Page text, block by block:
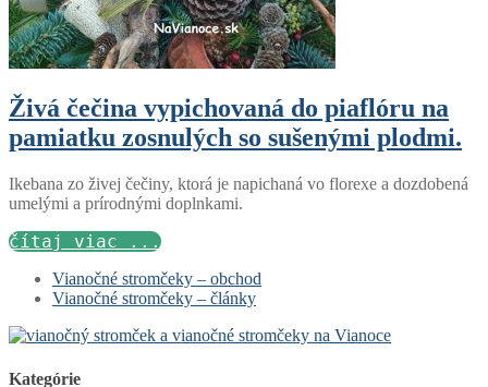
Živá čečina vypichovaná do piaflóru na
pamiatku zosnulých so sušenými plodmi.
Ikebana zo živej čečiny, ktorá je napichaná vo florexe a dozdobená
umelými a prírodnými doplnkami.
čítaj viac ...
Vianočné stromčeky – obchod
Vianočné stromčeky – články
Kategórie